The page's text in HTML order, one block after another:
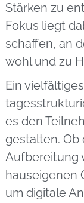
Stärken zu
Fokus liegt
schaffen, an
wohl und zu
Ein
es den
gestalten. Ob
Aufbereitung
hauseigenen
um digitale